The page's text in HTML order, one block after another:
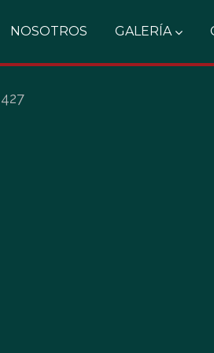
NOSOTROS GALERÍA